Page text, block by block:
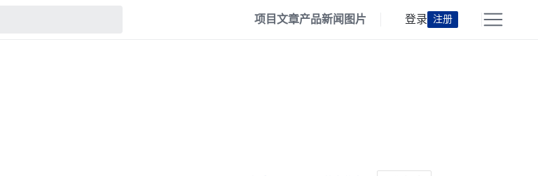
项目文章产品新闻 图片 登录 注册